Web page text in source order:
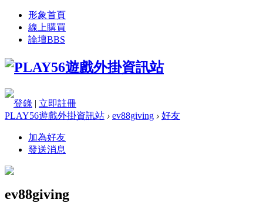
形象首頁
線上購買
論壇BBS
登錄 | 立即註冊
PLAY56遊戲外掛資訊站 › ev88giving › 好友
加為好友
發送消息
ev88giving